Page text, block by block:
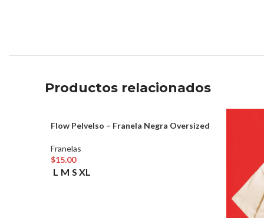
Productos relacionados
Flow Pelvelso – Franela Negra Oversized
Franelas
$15.00
Seleccionar Opciones
L M S XL